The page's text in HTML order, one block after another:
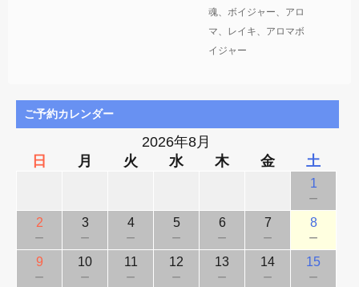
魂、ボイジャー、アロ
マ、レイキ、アロマボ
イジャー
ご予約カレンダー
2026年8月
日
月 火 水 木 金 土
1
－
2
－
3
－
4
－
5
－
6
－
7
－
8
－
9
－
10
－
11
－
12
－
13
－
14
－
15
－